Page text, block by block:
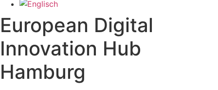
European Digital
Innovation Hub
Hamburg